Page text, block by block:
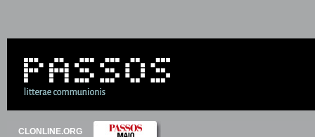
CLONLINE.ORG